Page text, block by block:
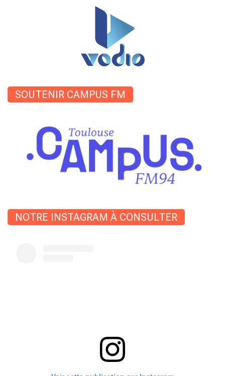
SOUTENIR CAMPUS FM
NOTRE INSTAGRAM À CONSULTER